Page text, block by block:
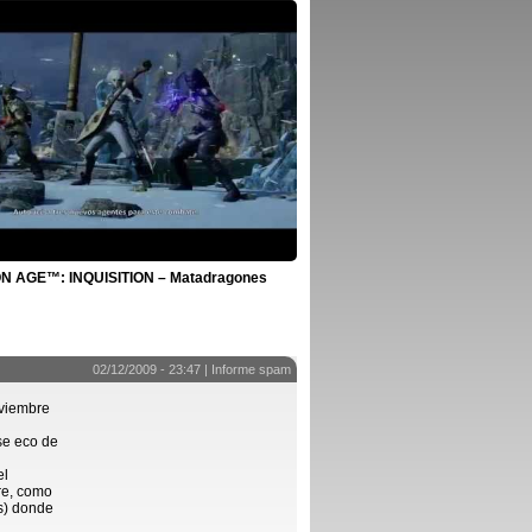
AGE™: INQUISITION – Matadragones
02/12/2009 - 23:47 | Informe spam
eco de
como
donde